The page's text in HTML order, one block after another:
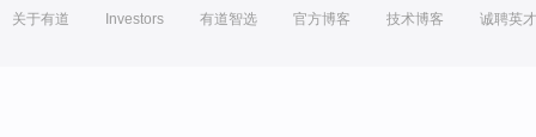
关于有道 Investors 有道智选 官方博客 技术博客 诚聘英才